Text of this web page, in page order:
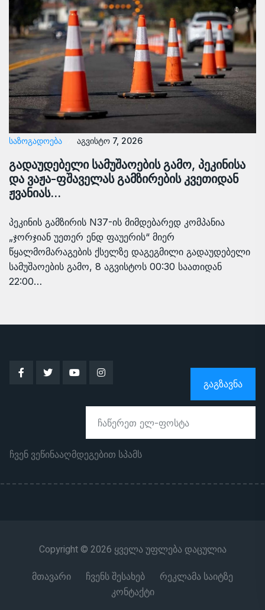
ᲡᲐᲖᲝᲒᲐᲓᲝᲔᲑᲐ აგვისტო 7, 2026
გადაუდებელი სამუშაოების გამო, პეკინისა
და ვაჟა-ფშაველას გამზირების კვეთიდან
ჟვანიას…
პეკინის გამზირის N37-ის მიმდებარედ კომპანია
„ჯორჯიან უეთერ ენდ ფაუერის“ მიერ
წყალმომარაგების ქსელზე დაგეგმილი გადაუდებელი
სამუშაოების გამო, 8 აგვისტოს 00:30 საათიდან
22:00…
ᲒᲐᲒᲖᲐᲕᲜᲐ
ჩვენ ვეწინააღმდეგებით სპამს
Copyright © 2026 ყველა უფლება დაცულია
მთავარი
ჩვენს შესახებ
რეკლამა საიტზე
კონტაქტი